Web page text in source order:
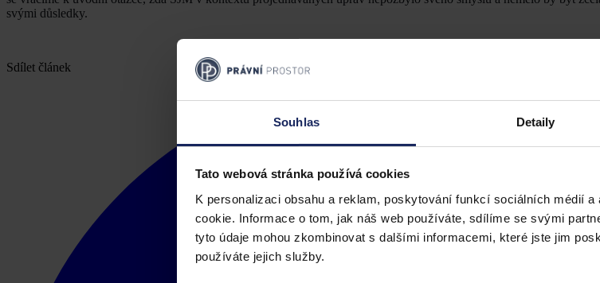
Souhlas Detaily
Tato webová stránka používá cookies
K personalizaci obsahu a reklam, poskytování funkcí sociálních médií
cookie. Informace o tom, jak náš web používáte, sdílíme se svými
tyto údaje mohou zkombinovat s dalšími informacemi, které jste jim
používáte jejich služby.
svými důsledky.
Sdílet článek